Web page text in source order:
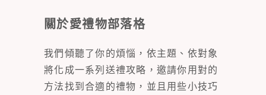
關於愛禮物部落格
我們傾聽了你的煩惱，依主題、依對象
將化成一系列送禮攻略，邀請你用對的
方法找到合適的禮物，並且用些小技巧